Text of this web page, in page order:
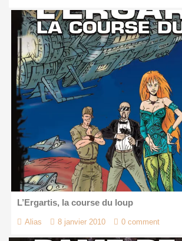
L’Ergartis, la course du loup
Alias 8 janvier 2010 0 comment